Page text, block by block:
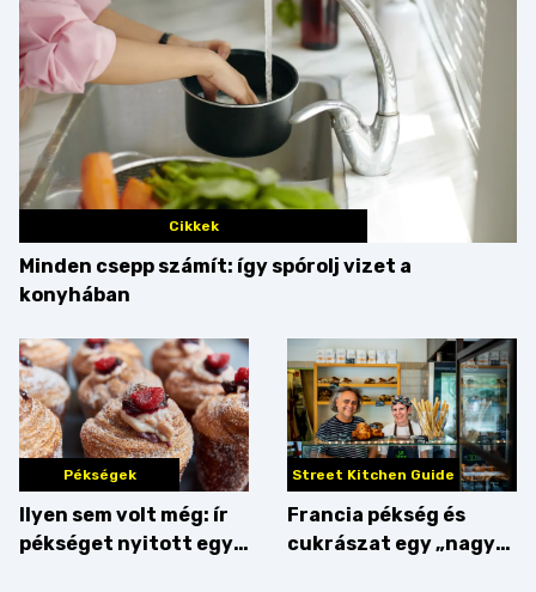
Cikkek
Minden csepp számít: így spórolj vizet a
konyhában
Pékségek
Ilyen sem volt még: ír
pékséget nyitott egy
Street Kitchen Guide
Francia pékség és
cukrászat egy „nagy